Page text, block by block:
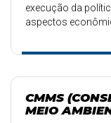
execução da
aspectos
CMMS
MEIO